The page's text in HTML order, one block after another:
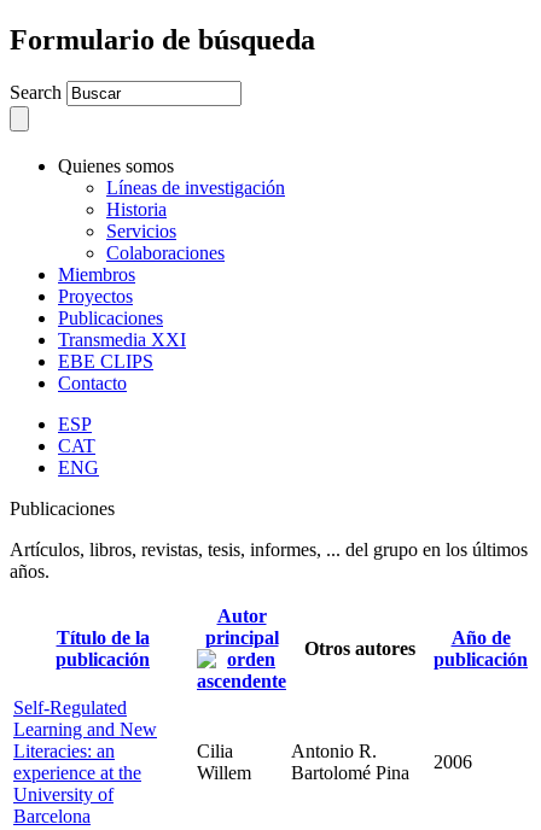
Formulario de búsqueda
Search
Quienes somos
Líneas de investigación
Historia
Servicios
Colaboraciones
Miembros
Proyectos
Publicaciones
Transmedia XXI
EBE CLIPS
Contacto
ESP
CAT
ENG
Publicaciones
Artículos, libros, revistas, tesis, informes, ... del grupo en los últimos
años.
Título de la
publicación
Autor
principal
Otros autores
Año de
publicación
Self-Regulated
Learning and New
Literacies: an
experience at the
University of
Barcelona
Cilia
Willem
Antonio R.
Bartolomé Pina
2006